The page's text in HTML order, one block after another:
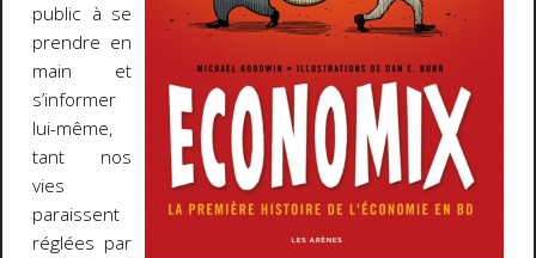
public à se
prendre en
main et
s’informer
lui-même,
tant nos
vies
paraissent
réglées par